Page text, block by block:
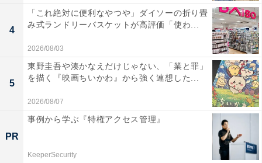
4
「これ絶対に便利なやつや」ダイソーの折り畳
み式ランドリーバスケットが高評価「使わ...
2026/08/03
5
東野圭吾や湊かなえだけじゃない、「業と罪」
を描く『映画ちいかわ』から強く連想した...
2026/08/07
PR
事例から学ぶ『特権アクセス管理』
KeeperSecurity